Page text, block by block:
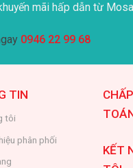
mãi hấp dẫn từ
0946 22 99 68
TIN
tôi
phân phối
KẾT